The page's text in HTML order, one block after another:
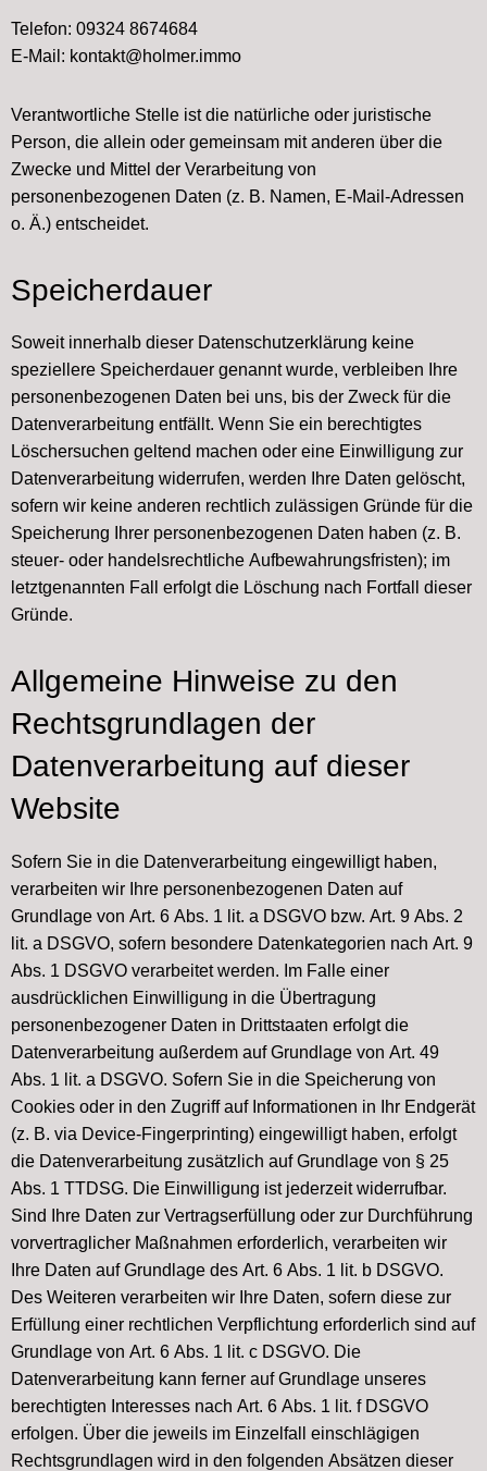
Telefon: 09324 8674684
E-Mail: kontakt@holmer.immo
Verantwortliche Stelle ist die natürliche oder juristische
Person, die allein oder gemeinsam mit anderen über die
Zwecke und Mittel der Verarbeitung von
personenbezogenen Daten (z. B. Namen, E-Mail-Adressen
o. Ä.) entscheidet.
Speicherdauer
Soweit innerhalb dieser Datenschutzerklärung keine
speziellere Speicherdauer genannt wurde, verbleiben Ihre
personenbezogenen Daten bei uns, bis der Zweck für die
Datenverarbeitung entfällt. Wenn Sie ein berechtigtes
Löschersuchen geltend machen oder eine Einwilligung zur
Datenverarbeitung widerrufen, werden Ihre Daten gelöscht,
sofern wir keine anderen rechtlich zulässigen Gründe für die
Speicherung Ihrer personenbezogenen Daten haben (z. B.
steuer- oder handelsrechtliche Aufbewahrungsfristen); im
letztgenannten Fall erfolgt die Löschung nach Fortfall dieser
Gründe.
Allgemeine Hinweise zu den
Rechtsgrundlagen der
Datenverarbeitung auf dieser
Website
Sofern Sie in die Datenverarbeitung eingewilligt haben,
verarbeiten wir Ihre personenbezogenen Daten auf
Grundlage von Art. 6 Abs. 1 lit. a DSGVO bzw. Art. 9 Abs. 2
lit. a DSGVO, sofern besondere Datenkategorien nach Art. 9
Abs. 1 DSGVO verarbeitet werden. Im Falle einer
ausdrücklichen Einwilligung in die Übertragung
personenbezogener Daten in Drittstaaten erfolgt die
Datenverarbeitung außerdem auf Grundlage von Art. 49
Abs. 1 lit. a DSGVO. Sofern Sie in die Speicherung von
Cookies oder in den Zugriff auf Informationen in Ihr Endgerät
(z. B. via Device-Fingerprinting) eingewilligt haben, erfolgt
die Datenverarbeitung zusätzlich auf Grundlage von § 25
Abs. 1 TTDSG. Die Einwilligung ist jederzeit widerrufbar.
Sind Ihre Daten zur Vertragserfüllung oder zur Durchführung
vorvertraglicher Maßnahmen erforderlich, verarbeiten wir
Ihre Daten auf Grundlage des Art. 6 Abs. 1 lit. b DSGVO.
Des Weiteren verarbeiten wir Ihre Daten, sofern diese zur
Erfüllung einer rechtlichen Verpflichtung erforderlich sind auf
Grundlage von Art. 6 Abs. 1 lit. c DSGVO. Die
Datenverarbeitung kann ferner auf Grundlage unseres
berechtigten Interesses nach Art. 6 Abs. 1 lit. f DSGVO
erfolgen. Über die jeweils im Einzelfall einschlägigen
Rechtsgrundlagen wird in den folgenden Absätzen dieser